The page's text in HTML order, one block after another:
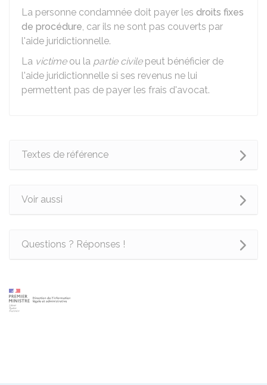
La personne condamnée doit payer les droits fixes
de procédure, car ils ne sont pas couverts par
l'aide juridictionnelle.
La victimeou la partie civilepeut bénéficier de
l'aide juridictionnelle si ses revenus ne lui
permettent pas de payer les frais d'avocat.
Textes de référence
Voir aussi
Questions ? Réponses !